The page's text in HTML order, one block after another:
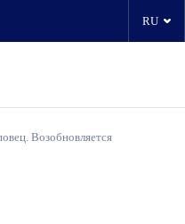
RU
Возобновляется